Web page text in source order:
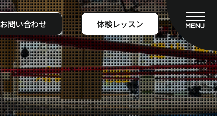
お問い合わせ 体験レッスン
MENU
ットネスコース